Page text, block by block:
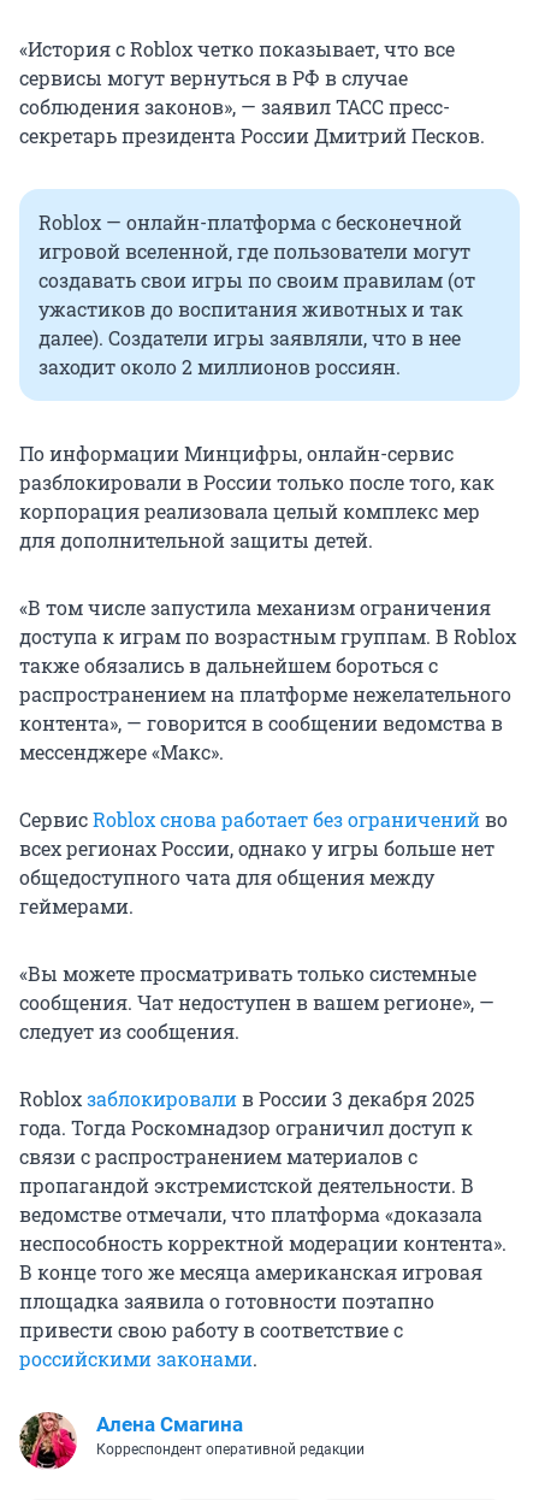
«История с Roblox четко показывает, что все
сервисы могут вернуться в РФ в случае
соблюдения законов», — заявил ТАСС пресс-
секретарь президента России Дмитрий Песков.
Roblox — онлайн-платформа с бесконечной
игровой вселенной, где пользователи могут
создавать свои игры по своим правилам (от
ужастиков до воспитания животных и так
далее). Создатели игры заявляли, что в нее
заходит около2 миллионовроссиян.
По информации Минцифры, онлайн-сервис
разблокировали в России только после того, как
корпорация реализовала целый комплекс мер
для дополнительной защиты детей.
«В том числе запустила механизм ограничения
доступа к играм по возрастным группам. В Roblox
также обязались в дальнейшем бороться с
распространением на платформе нежелательного
контента», — говорится в сообщении ведомства в
мессенджере «Макс».
СервисRoblox снова работает без ограниченийво
всех регионах России, однако у игры больше нет
общедоступного чата для общения между
геймерами.
«Вы можете просматривать только системные
сообщения. Чат недоступен в вашем регионе», —
следует из сообщения.
Robloxзаблокировалив России 3 декабря 2025
года. Тогда Роскомнадзор ограничил доступ к
связи с распространением материалов с
пропагандой экстремистской деятельности. В
ведомстве отмечали, что платформа «доказала
неспособность корректной модерации контента».
В конце того же месяца американская игровая
площадка заявила о готовности поэтапно
привести свою работу в соответствие с
российскими законами.
Алена Смагина
Корреспондент оперативной редакции